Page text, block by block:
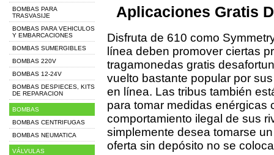
Aplicaciones Gratis
Disfruta de 610 como
línea deben promover ciertas
tragamonedas gratis
vuelto bastante popular por
en línea. Las tribus también
para tomar medidas enérgicas
comportamiento ilegal de sus
simplemente desea tomarse
oferta sin depósito no se
BOMBAS PARA
TRASVASIJE
BOMBAS PARA VEHICULOS
Y EMBARCACIONES
BOMBAS SUMERGIBLES
BOMBAS 220V
BOMBAS 12-24V
BOMBAS DESPIECES, KITS
DE REPARACION
BOMBAS
BOMBAS CENTRIFUGAS
BOMBAS NEUMATICA
VÁLVULAS